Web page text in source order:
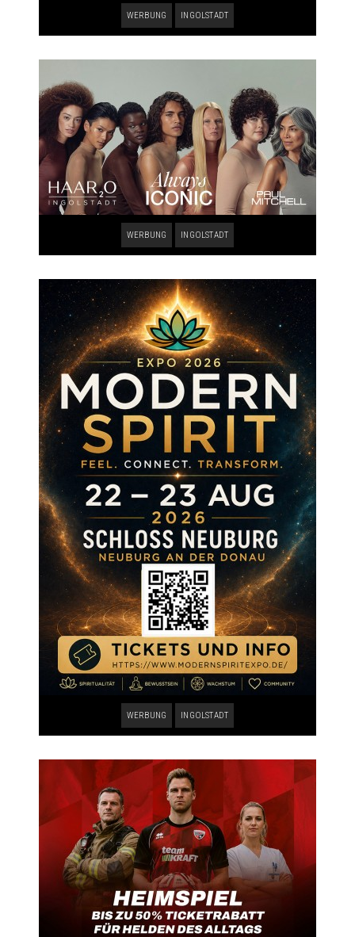
WERBUNG INGOLSTADT
WERBUNG INGOLSTADT
WERBUNG INGOLSTADT